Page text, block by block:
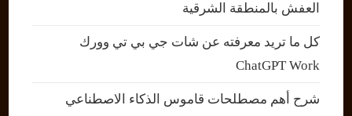
العفش بالمنطقة الشرقية
كل ما تريد معرفته عن شات جي بي تي وورك
ChatGPT Work
شرح أهم مصطلحات قاموس الذكاء الاصطناعي